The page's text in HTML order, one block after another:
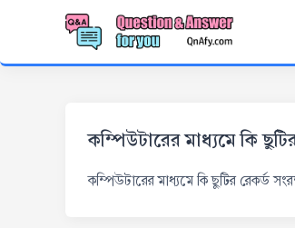
কম্পিউটারের মাধ্যমে কি
কম্পিউটারের মাধ্যমে কি ছুটির রেকর্ড